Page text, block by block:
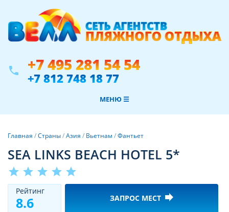
phone +7 495 281 54 54
+7 812 748 18 77
МЕНЮ ☰
Главная /Страны/Азия / Вьетнам /Фантьет
SEA LINKS BEACH HOTEL 5*
star star star star star
Рeйтинг
8.6 ЗАПРОС МЕСТ forward